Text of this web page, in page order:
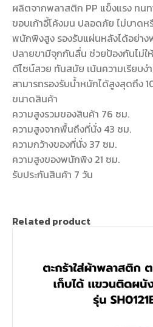
ผลิตจากพลาสติก PP แข็งแรง ทน
ขอบเก้าอี้โค้งมน ปลอดภัย ไม่บาดห
พนักพิงสูง รองรับแผ่นหลังได้อย่า
ปลายขามีจุกกันลื่น ช่วยป้องกันไม่
ดีไซน์สวย ทันสมัย เน้นความเรียบง่
สามารถรองรับน้ำหนักได้สูงสุดถึง
ขนาดสินค้า
ความสูงรวมของสินค้า 76 ซม.
ความสูงจากพื้นถึงที่นั่ง 43 ซม.
ความกว้างของที่นั่ง 37 ซม.
ความสูงของพนักพิง 21 ซม.
รับประกันสินค้า 7 วัน
Related product